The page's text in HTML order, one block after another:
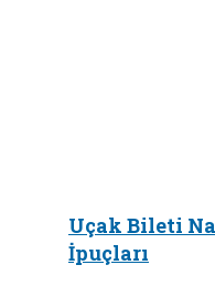
Uçak Bileti
İpuçları